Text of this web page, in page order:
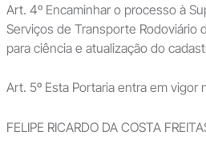
Art. 4º Encaminhar o processo à
Serviços de Transporte Rodoviário
para ciência e atualização do
Art. 5º Esta Portaria entra em vigor
FELIPE RICARDO DA COSTA